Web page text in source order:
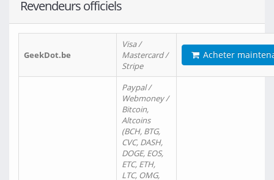
Revendeurs officiels
GeekDot.be
Visa /
Mastercard /
Stripe
Acheter
Paypal /
Webmoney /
Bitcoin,
Altcoins
(BCH, BTG,
CVC, DASH,
DOGE, EOS,
ETC, ETH,
LTC, OMG,